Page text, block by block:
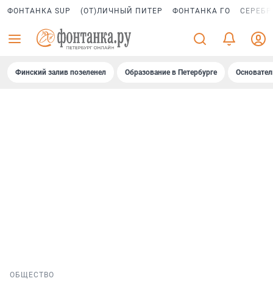
ФОНТАНКА SUP (ОТ)ЛИЧНЫЙ ПИТЕР ФОНТАНКА ГО
Финский залив позеленел Образование в Петербурге
ОБЩЕСТВО